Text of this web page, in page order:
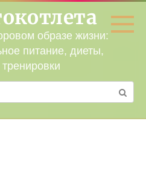
образе жизни:
питание, диеты,
тренировки